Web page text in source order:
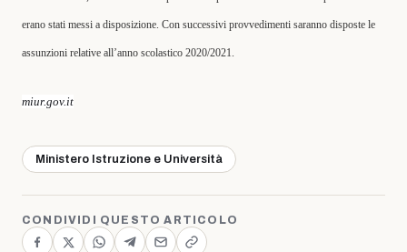
erano stati messi a disposizione. Con successivi provvedimenti saranno disposte le
assunzioni relative all’anno scolastico 2020/2021.
miur.gov.it
Ministero Istruzione e Università
CONDIVIDI QUESTO ARTICOLO